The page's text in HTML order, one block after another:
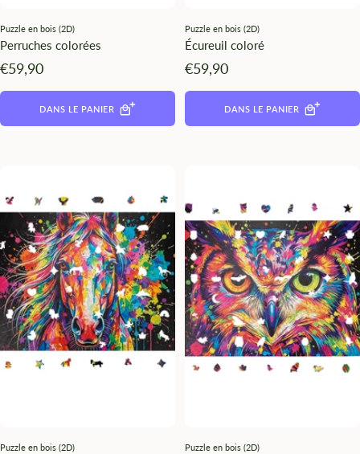
Puzzle en bois (2D)
Perruches colorées
Angebotspreis
€59,90
DANS LE PANIER
Puzzle en bois (2D)
Écureuil coloré
Angebotspreis
€59,90
DANS LE PANIER
Puzzle en bois (2D) Puzzle en bois (2D)